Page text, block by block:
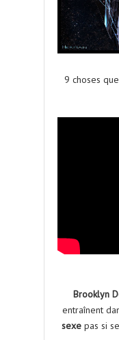
9 choses
Brooklyn
entraînent
sexe pas si